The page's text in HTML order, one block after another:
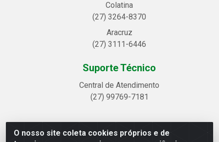
O nosso site coleta cookies próprios e de
Colatina
(27) 3264-8370
Aracruz
(27) 3111-6446
Suporte Técnico
Central de Atendimento
(27) 99769-7181
Linhavix Distribuidora LTDA - Avenida Alegre, 2521 -